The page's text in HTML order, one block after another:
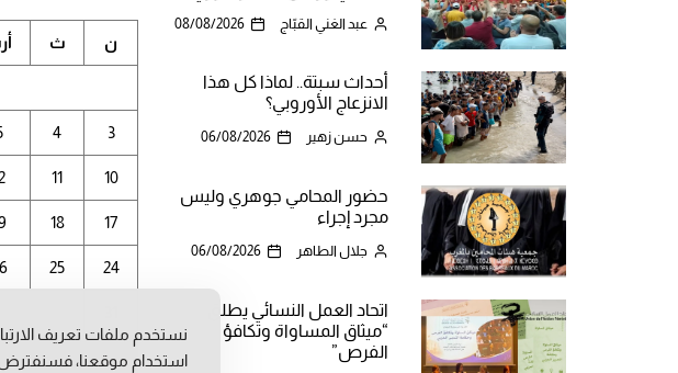
عبد الغني القبّاج 08/08/2026
أحداث سبتة.. لماذا كل هذا
الانزعاج الأوروبي؟
حسن زهير 06/08/2026
حضور المحامي جوهري وليس
مجرد إجراء
جلال الطاهر 06/08/2026
اتحاد العمل النسائي يطلق
“ميثاق المساواة وتكافؤ
الفرص”
ن ث
3
4
10
11
17
18
24
25
نستخدم ملفات تعريف
استخدام موقعنا،